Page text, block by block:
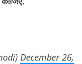
December 26,